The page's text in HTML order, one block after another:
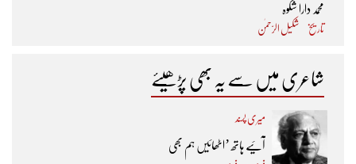
محمد دارا شکوہ
تاریخ شکیل الرّحمٰن
شاعری میں سے یہ بھی پڑھیئے
میری پسند
آئیے ہاتھ ’اٹھائیں ہم بھی